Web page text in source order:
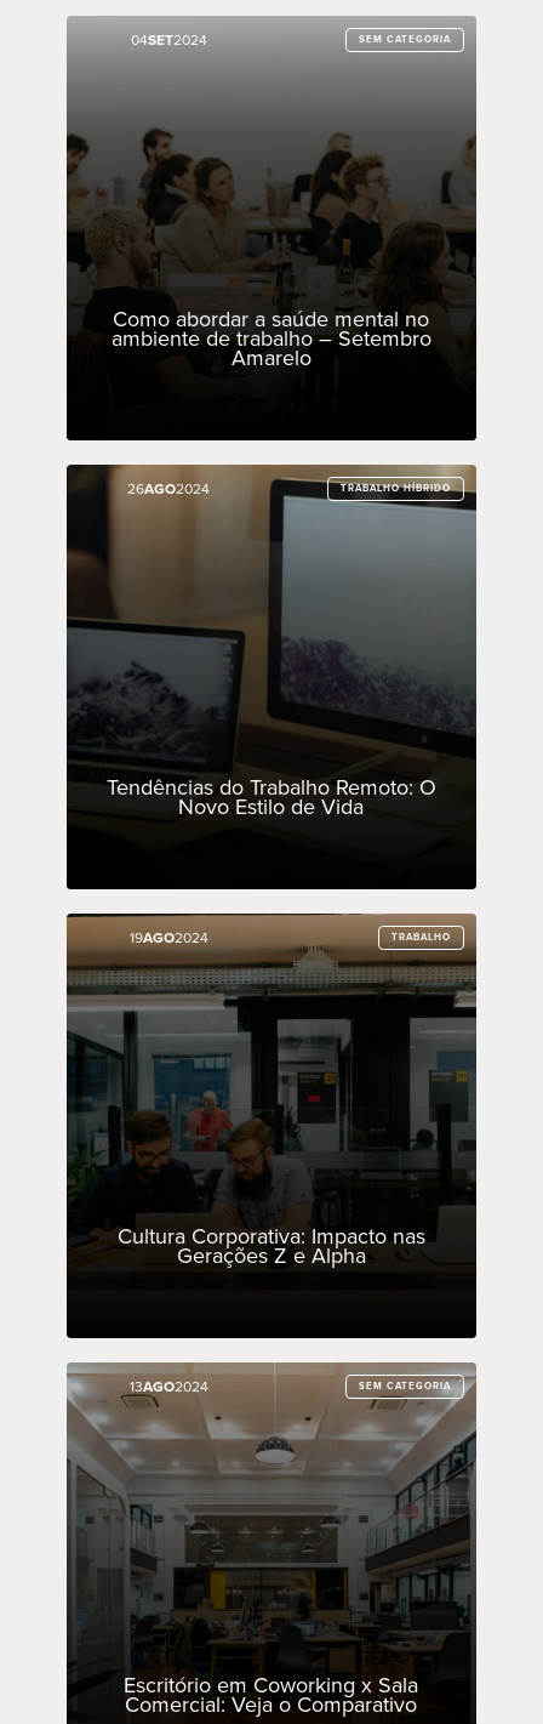
04SET2024 SEM CATEGORIA
Como abordar a saúde mental no
ambiente de trabalho – Setembro
Amarelo
04SET2024 SEM CATEGORIA
26AGO2024 TRABALHO HÍBRIDO
Tendências do Trabalho Remoto: O
Novo Estilo de Vida
26AGO2024 TRABALHO HÍBRIDO
19AGO2024 TRABALHO
Cultura Corporativa: Impacto nas
Gerações Z e Alpha
19AGO2024 TRABALHO
13AGO2024 SEM CATEGORIA
Escritório em Coworking x Sala
Comercial: Veja o Comparativo
13AGO2024 SEM CATEGORIA